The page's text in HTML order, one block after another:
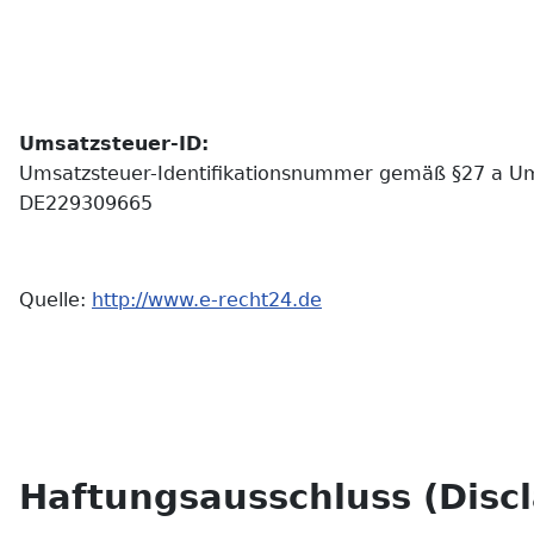
Umsatzsteuer-ID:
Umsatzsteuer-Identifikationsnummer gemäß §27 a
DE229309665
Quelle: http://www.e-recht24.de
Haftungsausschluss